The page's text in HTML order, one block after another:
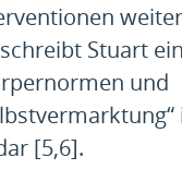
Stuart
und
[5,6].